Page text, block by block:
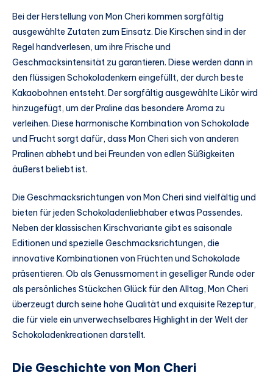
Bei der Herstellung von Mon Cheri kommen sorgfältig
ausgewählte Zutaten zum Einsatz. Die Kirschen sind in der
Regel handverlesen, um ihre Frische und
Geschmacksintensität zu garantieren. Diese werden dann in
den flüssigen Schokoladenkern eingefüllt, der durch beste
Kakaobohnen entsteht. Der sorgfältig ausgewählte Likör wird
hinzugefügt, um der Praline das besondere Aroma zu
verleihen. Diese harmonische Kombination von Schokolade
und Frucht sorgt dafür, dass Mon Cheri sich von anderen
Pralinen abhebt und bei Freunden von edlen Süßigkeiten
äußerst beliebt ist.
Die Geschmacksrichtungen von Mon Cheri sind vielfältig und
bieten für jeden Schokoladenliebhaber etwas Passendes.
Neben der klassischen Kirschvariante gibt es saisonale
Editionen und spezielle Geschmacksrichtungen, die
innovative Kombinationen von Früchten und Schokolade
präsentieren. Ob als Genussmoment in geselliger Runde oder
als persönliches Stückchen Glück für den Alltag, Mon Cheri
überzeugt durch seine hohe Qualität und exquisite Rezeptur,
die für viele ein unverwechselbares Highlight in der Welt der
Schokoladenkreationen darstellt.
Die Geschichte von Mon Cheri